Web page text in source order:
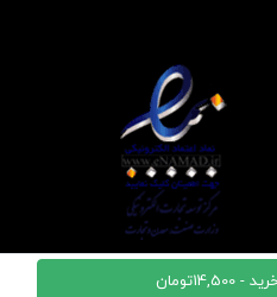
-
14,500تومان